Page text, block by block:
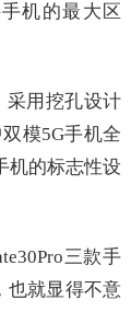
机的最大区
采用挖孔设计
模5G手机全
机的标志性设
三款手
也就显得不意